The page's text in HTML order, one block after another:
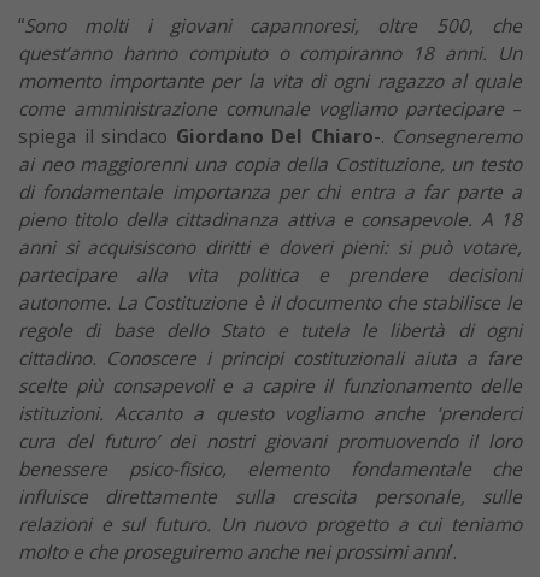
“Sono molti i giovani capannoresi, oltre 500, che
quest’anno hanno compiuto o compiranno 18 anni. Un
momento importante per la vita di ogni ragazzo al quale
come amministrazione comunale vogliamo partecipare –
spiega il sindaco Giordano Del Chiaro-. Consegneremo
ai neo maggiorenni una copia della Costituzione, un testo
di fondamentale importanza per chi entra a far parte a
pieno titolo della cittadinanza attiva e consapevole. A 18
anni si acquisiscono diritti e doveri pieni: si può votare,
partecipare alla vita politica e prendere decisioni
autonome. La Costituzione è il documento che stabilisce le
regole di base dello Stato e tutela le libertà di ogni
cittadino. Conoscere i principi costituzionali aiuta a fare
scelte più consapevoli e a capire il funzionamento delle
istituzioni. Accanto a questo vogliamo anche ‘prenderci
cura del futuro’ dei nostri giovani promuovendo il loro
benessere psico-fisico, elemento fondamentale che
influisce direttamente sulla crescita personale, sulle
relazioni e sul futuro. Un nuovo progetto a cui teniamo
molto e che proseguiremo anche nei prossimi anni’.